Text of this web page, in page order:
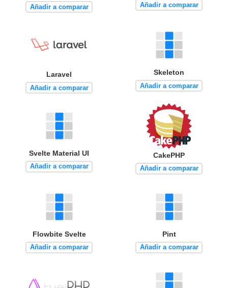
Añadir a comparar Añadir a comparar
Laravel
Añadir a comparar
Skeleton
Añadir a comparar
Svelte Material UI
Añadir a comparar
CakePHP
Añadir a comparar
Flowbite Svelte
Añadir a comparar
Pint
Añadir a comparar